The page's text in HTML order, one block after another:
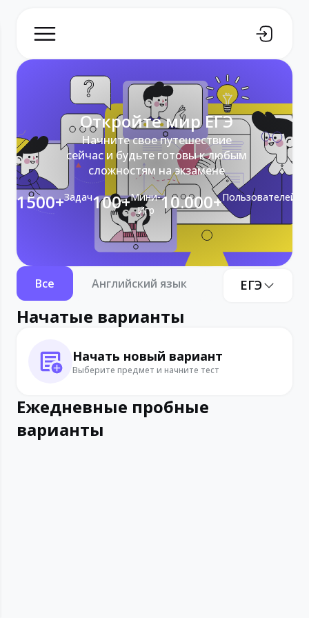
Откройте мир ЕГЭ
Начните свое путешествие
сейчас и будьте готовы к любым
сложностям на экзамене
1500+Задач100+Мини-
Игр 10.000+Пользователей
Все Английский язык Информатика
ЕГЭ
Начатые варианты
Начать новый вариант
Выберите предмет и начните тест
Ежедневные пробные
варианты